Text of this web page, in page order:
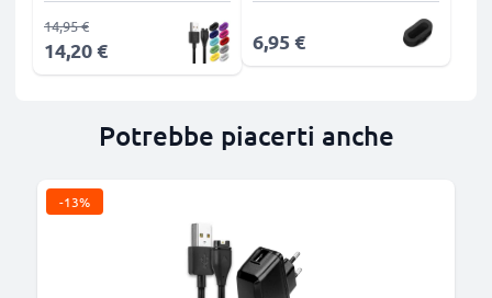
14,20 €
14,95 €
6,95 €
Potrebbe piacerti anche
-13%